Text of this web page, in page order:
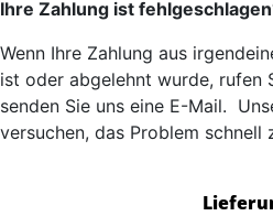
Ihre Zahlung ist
Wenn Ihre Zahlung aus
ist oder abgelehnt wurde, rufen
senden Sie uns eine E-Mail.
versuchen, das Problem schnell